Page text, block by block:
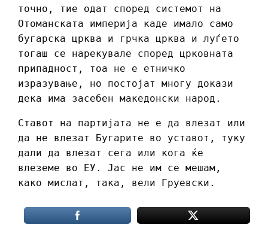
точно, тие одат според системот на
Отоманската империја каде имало само
бугарска црква и грчка црква и луѓето
тогаш се нарекувале според црковната
припадност, тоа не е етничко
изразување, но постојат многу докази
дека има засебен македонски народ.
Ставот на партијата не е да влезат или
да не влезат Бугарите во уставот, туку
дали да влезат сега или кога ќе
влеземе во ЕУ. Јас не им се мешам,
како мислат, така, вели Груевски.